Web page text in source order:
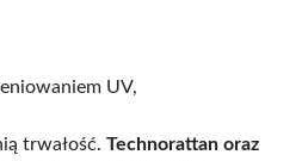
UV,
trwałość. Technorattan oraz